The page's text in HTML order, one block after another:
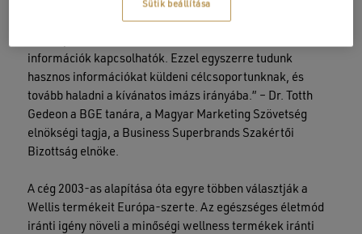
teremt az üzleti partnerek felé is, és a pozitív tartalmú
üzenethez további, mindkét fél – úgy a márkatulajdonos,
információk kapcsolhatók. Ezzel egyszerre tudunk
hasznos információkat küldeni célcsoportunknak, és
tovább haladni a kívánatos imázs irányába.” – Dr. Totth
Gedeon a BGE tanára, a Magyar Marketing Szövetség
elnökségi tagja, a Business Superbrands Szakértői
Bizottság elnöke.
A cég 2003-as alapítása óta egyre többen választják a
Wellis termékeit Európa-szerte. Az egészséges életmód
iránti igény növeli a minőségi wellness termékek iránti
Sütik beállítása